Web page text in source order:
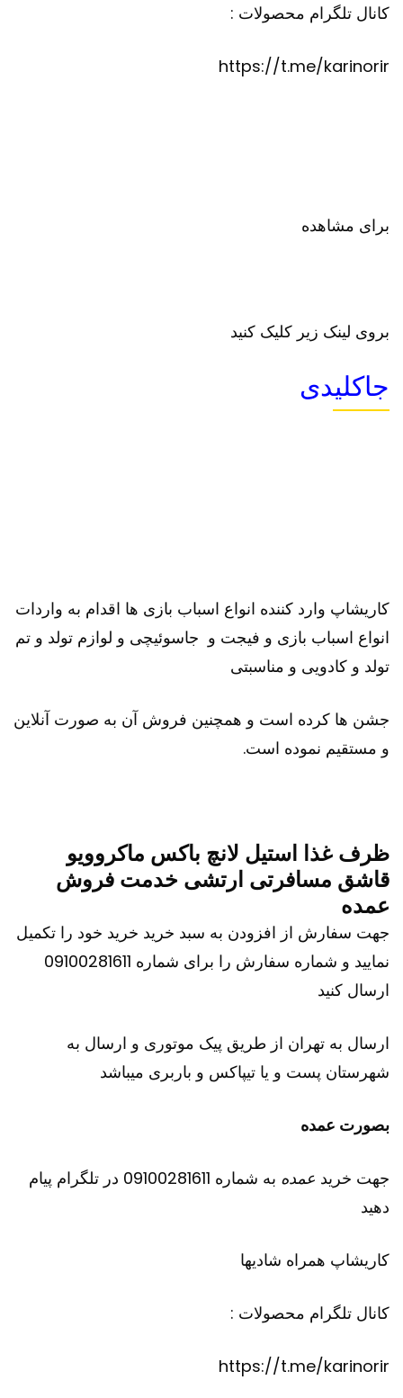
کانال تلگرام محصولات :
https://t.me/karinorir
برای مشاهده
بروی لینک زیر کلیک کنید
جاکلیدی
کاریشاپ وارد کننده انواع اسباب بازی ها اقدام به واردات
انواع اسباب بازی و فیجت و جاسوئیچی و لوازم تولد و تم
تولد و کادویی و مناسبتی
جشن ها کرده است و همچنین فروش آن به صورت آنلاین
و مستقیم نموده است.
ظرف غذا استیل لانچ باکس ماکروویو
قاشق مسافرتی ارتشی خدمت فروش
عمده
جهت سفارش از افزودن به سبد خرید خرید خود را تکمیل
نمایید و شماره سفارش را برای شماره 09100281611
ارسال کنید
ارسال به تهران از طریق پیک موتوری و ارسال به
شهرستان پست و یا تیپاکس و باربری میباشد
بصورت عمده
جهت خرید عمده
به شماره 09100281611 در تلگرام پیام
دهید
کاریشاپ همراه شادیها
کانال تلگرام محصولات :
https://t.me/karinorir